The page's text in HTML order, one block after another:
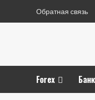
Обратная связь
Forex